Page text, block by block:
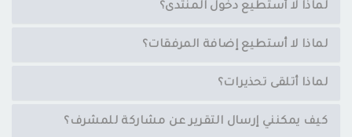
لماذا لا أستطيع دخول المنتدى؟
لماذا لا أستطيع إضافة المرفقات؟
لماذا أتلقى تحذيرات؟
كيف يمكنني إرسال التقرير عن مشاركة للمشرف؟